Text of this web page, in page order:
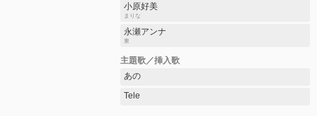
小原好美
まりな
永瀬アンナ
東
主題歌／挿入歌
あの
Tele